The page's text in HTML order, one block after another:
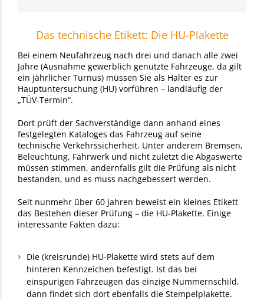
Das technische Etikett: Die HU-Plakette
Bei einem Neufahrzeug nach drei und danach alle zwei
Jahre (Ausnahme gewerblich genutzte Fahrzeuge, da gilt
ein jährlicher Turnus) müssen Sie als Halter es zur
Hauptuntersuchung (HU) vorführen – landläufig der
„TÜV-Termin“.
Dort prüft der Sachverständige dann anhand eines
festgelegten Kataloges das Fahrzeug auf seine
technische Verkehrssicherheit. Unter anderem Bremsen,
Beleuchtung, Fahrwerk und nicht zuletzt die Abgaswerte
müssen stimmen, andernfalls gilt die Prüfung als nicht
bestanden, und es muss nachgebessert werden.
Seit nunmehr über 60 Jahren beweist ein kleines Etikett
das Bestehen dieser Prüfung – die HU-Plakette. Einige
interessante Fakten dazu:
Die (kreisrunde) HU-Plakette wird stets auf dem
hinteren Kennzeichen befestigt. Ist das bei
einspurigen Fahrzeugen das einzige Nummernschild,
dann findet sich dort ebenfalls die Stempelplakette.